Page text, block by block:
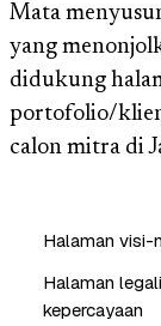
Mata
yang
didukung
portofolio/
calon mitra di
Halaman visi-
Halaman
kepercayaan